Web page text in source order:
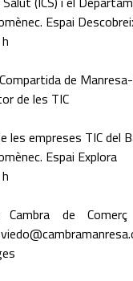
Espai
de
de les TIC
les empreses TIC del
Espai Explora
Cambra de